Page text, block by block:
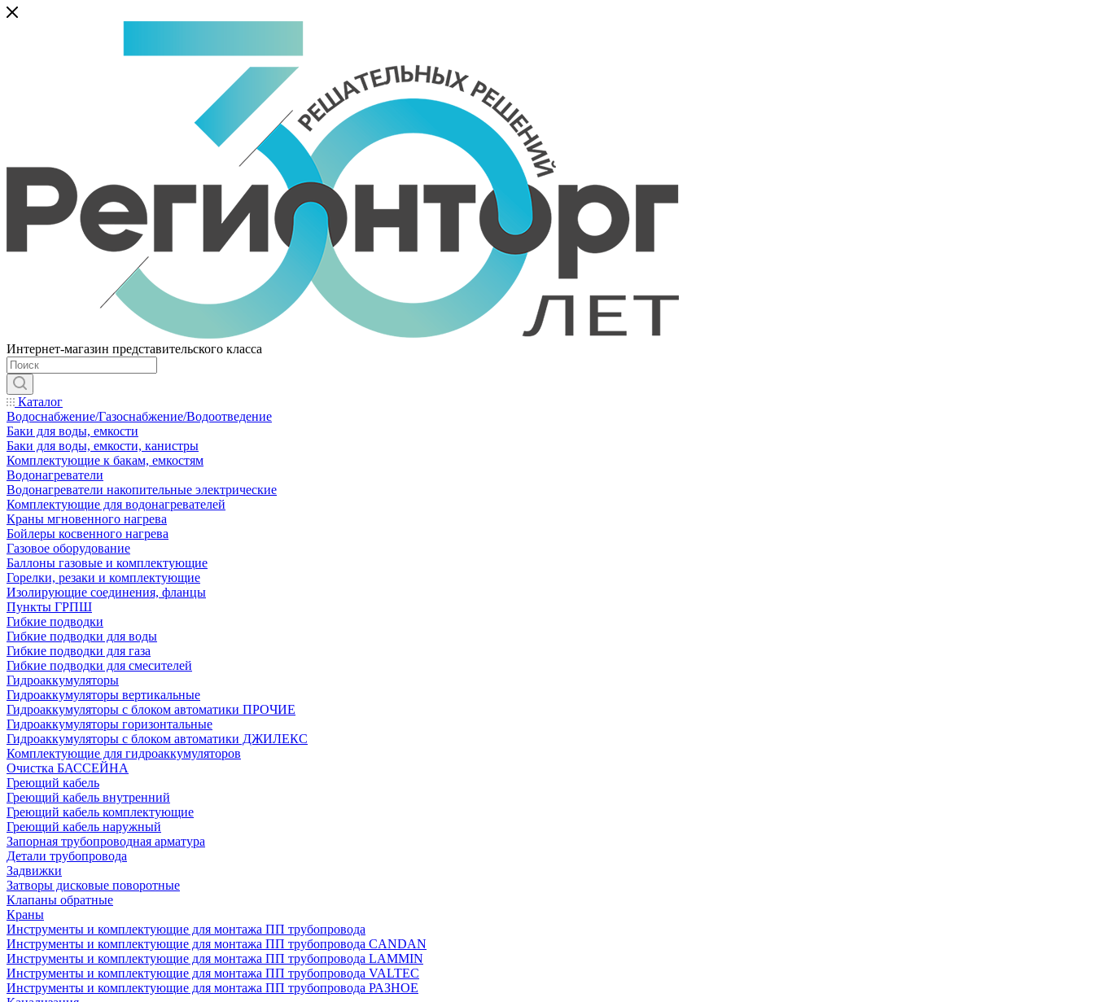
Интернет-магазин представительского класса
Каталог
Водоснабжение/Газоснабжение/Водоотведение
Баки для воды, емкости
Баки для воды, емкости, канистры
Комплектующие к бакам, емкостям
Водонагреватели
Водонагреватели накопительные электрические
Комплектующие для водонагревателей
Краны мгновенного нагрева
Бойлеры косвенного нагрева
Газовое оборудование
Баллоны газовые и комплектующие
Горелки, резаки и комплектующие
Изолирующие соединения, фланцы
Пункты ГРПШ
Гибкие подводки
Гибкие подводки для воды
Гибкие подводки для газа
Гибкие подводки для смесителей
Гидроаккумуляторы
Гидроаккумуляторы вертикальные
Гидроаккумуляторы с блоком автоматики ПРОЧИЕ
Гидроаккумуляторы горизонтальные
Гидроаккумуляторы с блоком автоматики ДЖИЛЕКС
Комплектующие для гидроаккумуляторов
Очистка БАССЕЙНА
Греющий кабель
Греющий кабель внутренний
Греющий кабель комплектующие
Греющий кабель наружный
Запорная трубопроводная арматура
Детали трубопровода
Задвижки
Затворы дисковые поворотные
Клапаны обратные
Краны
Инструменты и комплектующие для монтажа ПП трубопровода
Инструменты и комплектующие для монтажа ПП трубопровода CANDAN
Инструменты и комплектующие для монтажа ПП трубопровода LAMMIN
Инструменты и комплектующие для монтажа ПП трубопровода VALTEC
Инструменты и комплектующие для монтажа ПП трубопровода РАЗНОЕ